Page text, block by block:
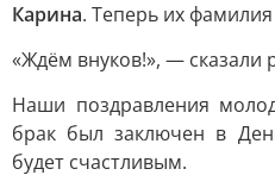
Карина. Теперь их фамилия
«Ждём внуков!», — сказали
Наши поздравления
брак был заключен в
будет счастливым.